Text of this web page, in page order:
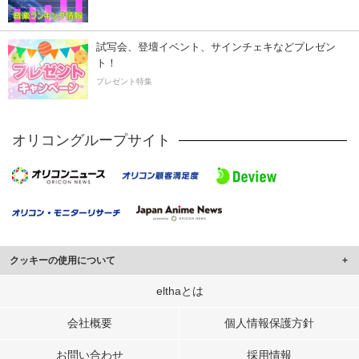
試写会、登壇イベント、サインチェキなどプレゼン
ト！
プレゼント特集
オリコングループサイト
クッキーの使用について
このサイトでは Cookie を使用して、ユーザーに合わせたコンテンツや広告の
行っています。
メディアや広告配信、データ解析の各パートナーに提供しています。
elthaとは
会社概要 個人情報保護方針
お問い合わせ 採用情報